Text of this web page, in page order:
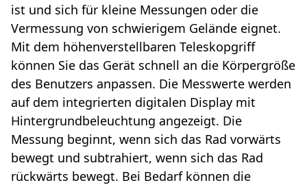
ist und sich für kleine Messungen oder die
Vermessung von schwierigem Gelände eignet.
Mit dem höhenverstellbaren Teleskopgriff
können Sie das Gerät schnell an die Körpergröße
des Benutzers anpassen. Die Messwerte werden
auf dem integrierten digitalen Display mit
Hintergrundbeleuchtung angezeigt. Die
Messung beginnt, wenn sich das Rad vorwärts
bewegt und subtrahiert, wenn sich das Rad
rückwärts bewegt. Bei Bedarf können die